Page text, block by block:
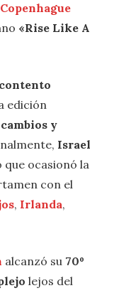
Copenhague
«Rise Like A
edición
cambios y
Israel
ocasionó la
con el
, Irlanda,
alcanzó su 70º
lejos del